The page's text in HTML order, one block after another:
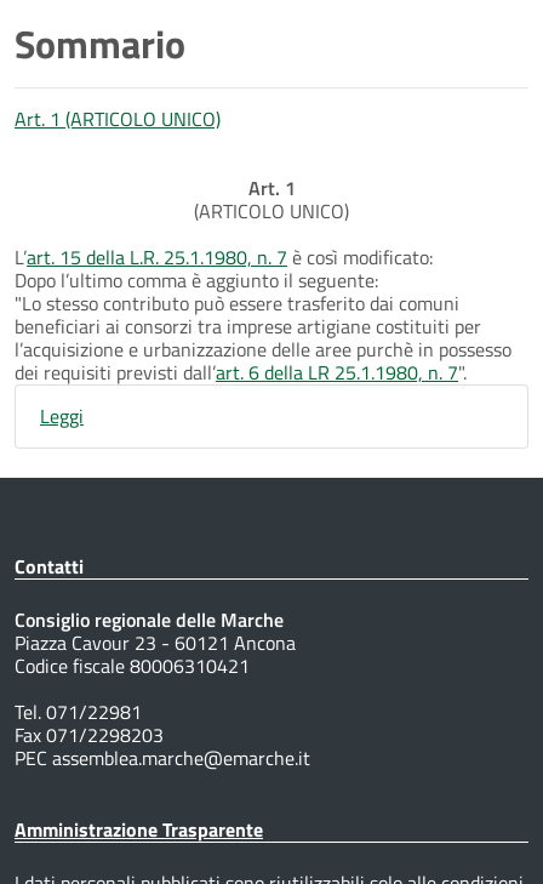
Sommario
Art. 1 (ARTICOLO UNICO)
Art. 1
(ARTICOLO UNICO)
L’art. 15 della L.R. 25.1.1980, n. 7 è così modificato:
Dopo l’ultimo comma è aggiunto il seguente:
"Lo stesso contributo può essere trasferito dai comuni
beneficiari ai consorzi tra imprese artigiane costituiti per
l’acquisizione e urbanizzazione delle aree purchè in possesso
dei requisiti previsti dall’art. 6 della LR 25.1.1980, n. 7".
Leggi
Contatti
Consiglio regionale delle Marche
Piazza Cavour 23 - 60121 Ancona
Codice fiscale 80006310421
Tel. 071/22981
Fax 071/2298203
PEC assemblea.marche@emarche.it
Amministrazione Trasparente